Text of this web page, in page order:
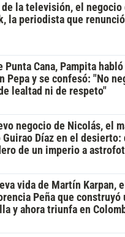
de la televisión, el negocio
la periodista que renunció
Punta Cana, Pampita
Pepa y se confesó: "No
lealtad ni de respeto"
negocio de Nicolás, el
Guirao Díaz en el desierto:
de un imperio a
vida de Martín Karpan,
Peña que construyó
y ahora triunfa en